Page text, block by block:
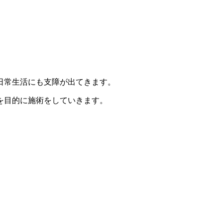
生活にも支障が出てきます。
的に施術をしていきます。